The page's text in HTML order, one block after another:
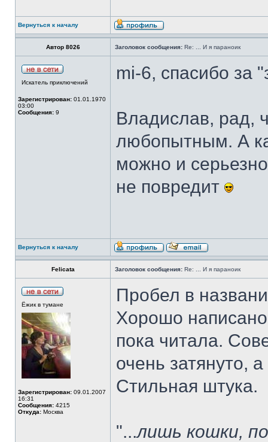
Вернуться к началу
Автор 8026 Заголовок сообщения: Re: ... И я параноик
Искатель приключений
Зарегистрирован: 01.01.1970
03:00
Сообщения: 9
mi-6, спасибо за
Владислав, рад,
любопытным. А
можно и
не повредит
Вернуться к началу
Felicata Заголовок сообщения: Re: ... И я параноик
Ёжик в тумане
Зарегистрирован: 09.01.2007
16:31
Сообщения: 4215
Откуда: Москва
Пробел в
Хорошо
пока читала.
очень затянуто,
Стильная штука.
"...лишь кошки,